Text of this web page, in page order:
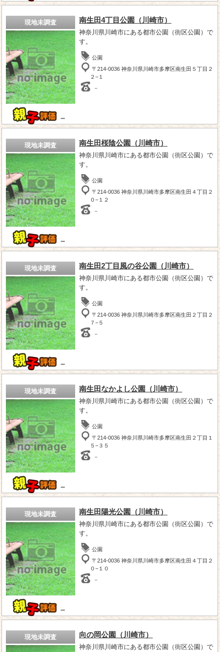
現地未調査
－
南生田4丁目公園（川崎市）
神奈川県川崎市にある都市公園（街区公園）で
す。
公園
〒214-0036 神奈川県川崎市多摩区南生田５丁目２
２−１
－
現地未調査
－
南生田桜陰公園（川崎市）
神奈川県川崎市にある都市公園（街区公園）で
す。
公園
〒214-0036 神奈川県川崎市多摩区南生田４丁目２
０−１２
－
現地未調査
－
南生田2丁目風の谷公園（川崎市）
神奈川県川崎市にある都市公園（街区公園）で
す。
公園
〒214-0036 神奈川県川崎市多摩区南生田２丁目２
７−５
－
現地未調査
－
南生田なかよし公園（川崎市）
神奈川県川崎市にある都市公園（街区公園）で
す。
公園
〒214-0036 神奈川県川崎市多摩区南生田２丁目１
５−３５
－
現地未調査
－
南生田陽光公園（川崎市）
神奈川県川崎市にある都市公園（街区公園）で
す。
公園
〒214-0036 神奈川県川崎市多摩区南生田４丁目２
０−１０
－
現地未調査 向の岡公園（川崎市）
神奈川県川崎市にある都市公園（街区公園）で